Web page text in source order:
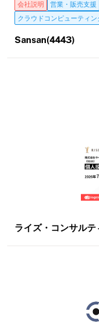
会社説明 営業・販売支援
クラウドコンピューティン
Sansan(4443)
ライズ・コンサル